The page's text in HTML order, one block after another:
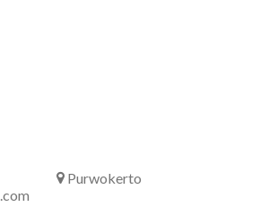
Purwokerto